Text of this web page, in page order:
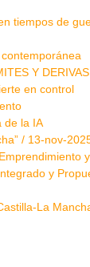
tiempos de
Y
en control
de la IA
/ 13-nov-
y
La